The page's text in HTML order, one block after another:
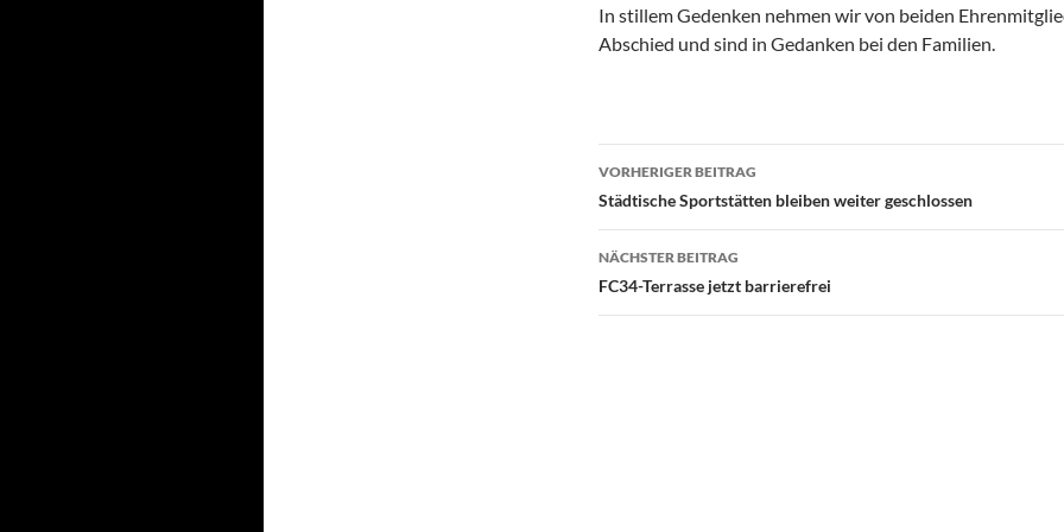
In stillem Gedenken nehmen wir von beiden
Abschied und sind in Gedanken bei den Familien.
Beitragsnavigation
VORHERIGER BEITRAG
Städtische Sportstätten bleiben weiter geschlossen
NÄCHSTER BEITRAG
FC34-Terrasse jetzt barrierefrei